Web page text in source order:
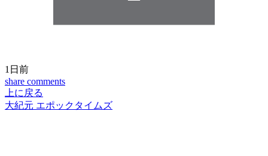
1日前
share comments
上に戻る
大紀元 エポックタイムズ